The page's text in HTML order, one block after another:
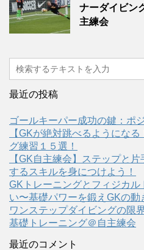
ナーダイビン
主練会
最近の投稿
ゴールキーパー成功の鍵：ポ
【GKが絶対跳べるようにな
グ練習１５選！
【GK自主練会】ステップと
するスキルを身につけよう！
GKトレーニングとフィジカ
い〜基礎パワーを鍛えGKの
ワンステップダイビングの限
基礎トレーニング＠自主練会
最近のコメント